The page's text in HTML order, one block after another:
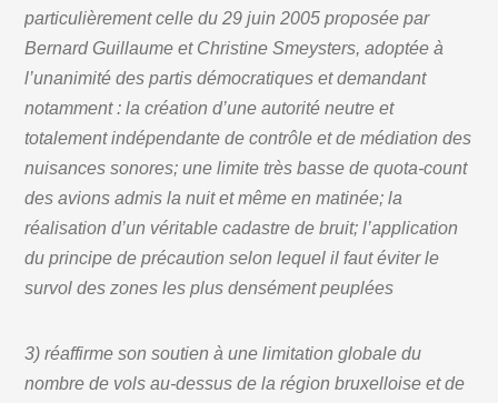
particulièrement celle du 29 juin 2005 proposée par
Bernard Guillaume et Christine Smeysters, adoptée à
l’unanimité des partis démocratiques et demandant
notamment : la création d’une autorité neutre et
totalement indépendante de contrôle et de médiation des
nuisances sonores; une limite très basse de quota-count
des avions admis la nuit et même en matinée; la
réalisation d’un véritable cadastre de bruit; l’application
du principe de précaution selon lequel il faut éviter le
survol des zones les plus densément peuplées
3) réaffirme son soutien à une limitation globale du
nombre de vols au-dessus de la région bruxelloise et de